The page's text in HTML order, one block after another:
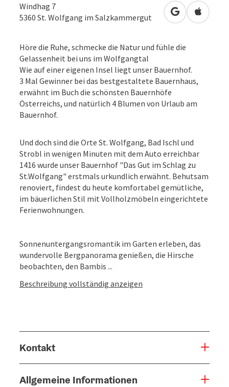
Windhag 7
5360 St. Wolfgang im Salzkammergut in Google
in
Höre die Ruhe, schmecke die Natur und fühle die
Gelassenheit bei uns im Wolfgangtal
Wie auf einer eigenen Insel liegt unser Bauernhof.
3 Mal Gewinner bei das bestgestaltete Bauernhaus,
erwähnt im Buch die schönsten Bauernhöfe
Österreichs, und natürlich 4 Blumen von Urlaub am
Bauernhof.
Und doch sind die Orte St. Wolfgang, Bad Ischl und
Strobl in wenigen Minuten mit dem Auto erreichbar
1416 wurde unser Bauernhof "Das Gut im Schlag zu
St.Wolfgang" erstmals urkundlich erwähnt. Behutsam
renoviert, findest du heute komfortabel gemütliche,
im bäuerlichen Stil mit Vollholzmöbeln eingerichtete
Ferienwohnungen.
Sonnenuntergangsromantik im Garten erleben, das
wundervolle Bergpanorama genießen, die Hirsche
beobachten, den Bambis ...
Beschreibung vollständig anzeigen
Kontakt
Allgemeine Informationen